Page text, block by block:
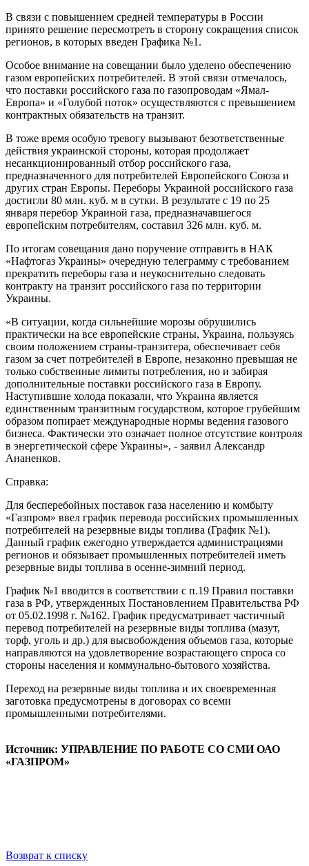
В связи с повышением средней температуры в России
принято решение пересмотреть в сторону сокращения список
регионов, в которых введен Графика №1.
Особое внимание на совещании было уделено обеспечению
газом европейских потребителей. В этой связи отмечалось,
что поставки российского газа по газопроводам «Ямал-
Европа» и «Голубой поток» осуществляются с превышением
контрактных обязательств на транзит.
В тоже время особую тревогу вызывают безответственные
действия украинской стороны, которая продолжает
несанкционированный отбор российского газа,
предназначенного для потребителей Европейского Союза и
других стран Европы. Переборы Украиной российского газа
достигли 80 млн. куб. м в сутки. В результате с 19 по 25
января перебор Украиной газа, предназначавшегося
европейским потребителям, составил 326 млн. куб. м.
По итогам совещания дано поручение отправить в НАК
«Нафтогаз Украины» очередную телеграмму с требованием
прекратить переборы газа и неукоснительно следовать
контракту на транзит российского газа по территории
Украины.
«В ситуации, когда сильнейшие морозы обрушились
практически на все европейские страны, Украина, пользуясь
своим положением страны-транзитера, обеспечивает себя
газом за счет потребителей в Европе, незаконно превышая не
только собственные лимиты потребления, но и забирая
дополнительные поставки российского газа в Европу.
Наступившие холода показали, что Украина является
единственным транзитным государством, которое грубейшим
образом попирает международные нормы ведения газового
бизнеса. Фактически это означает полное отсутствие контроля
в энергетической сфере Украины», - заявил Александр
Ананенков.
Справка:
Для бесперебойных поставок газа населению и комбыту
«Газпром» ввел график перевода российских промышленных
потребителей на резервные виды топлива (График №1).
Данный график ежегодно утверждается администрациями
регионов и обязывает промышленных потребителей иметь
резервные виды топлива в осенне-зимний период.
График №1 вводится в соответствии с п.19 Правил поставки
газа в РФ, утвержденных Постановлением Правительства РФ
от 05.02.1998 г. №162. График предусматривает частичный
перевод потребителей на резервные виды топлива (мазут,
торф, уголь и др.) для высвобождения объемов газа, которые
направляются на удовлетворение возрастающего спроса со
стороны населения и коммунально-бытового хозяйства.
Переход на резервные виды топлива и их своевременная
заготовка предусмотрены в договорах со всеми
промышленными потребителями.
Источник: УПРАВЛЕНИЕ ПО РАБОТЕ СО СМИ ОАО
«ГАЗПРОМ»
Возврат к списку